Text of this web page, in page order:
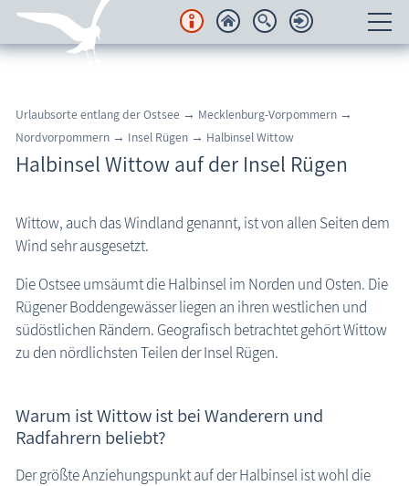
Regionales
Urlaubsorte
Halbinsel Fischland-Darß-Zingst
Urlaubsorte Halbinsel Mönchgut
Urlaubsorte Halbinsel Jasmund
Halbinsel Wittow
Breege-Juliusruh
Dranske
Vitt
Urlaubsorte entlang der Ostsee → Mecklenburg-Vorpommern →
Nordvorpommern → Insel Rügen → Halbinsel Wittow
Halbinsel Wittow auf der Insel Rügen
Wittow, auch das Windland genannt, ist von allen Seiten dem
Wind sehr ausgesetzt.
Die Ostsee umsäumt die Halbinsel im Norden und Osten. Die
Rügener Boddengewässer liegen an ihren westlichen und
südöstlichen Rändern. Geografisch betrachtet gehört Wittow
zu den nördlichsten Teilen der Insel Rügen.
Warum ist Wittow ist bei Wanderern und
Radfahrern beliebt?
Der größte Anziehungspunkt auf der Halbinsel ist wohl die